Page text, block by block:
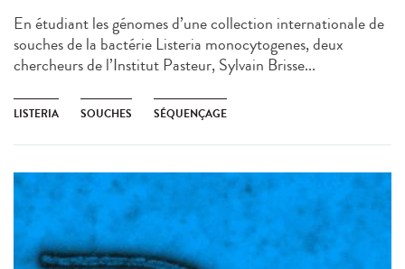
En étudiant les génomes d’une collection internationale de
souches de la bactérie Listeria monocytogenes, deux
chercheurs de l’Institut Pasteur, Sylvain Brisse...
LISTERIA SOUCHES SÉQUENÇAGE